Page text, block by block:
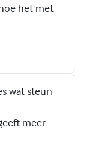
het met
wat steun
meer